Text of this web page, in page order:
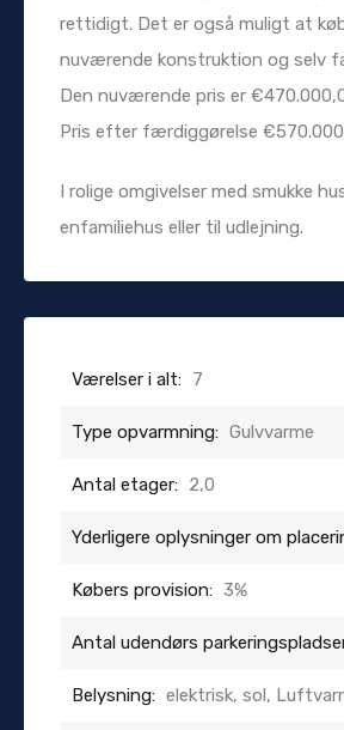
rettidigt. Det er også muligt at
nuværende konstruktion og selv
Den nuværende pris er
Pris efter færdiggørelse
I rolige omgivelser med smukke
enfamiliehus eller til udlejning.
Værelser i alt: 7
Type opvarmning: Gulvvarme
Antal etager: 2,0
Yderligere oplysninger om
Købers provision: 3%
Antal udendørs
Belysning: elektrisk, sol,